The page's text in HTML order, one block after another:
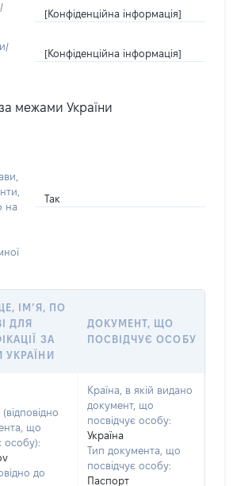
[Конфіденційна інформація]
[Конфіденційна інформація]
за межами України
на
Так
ІМ’Я, ПО
ДЛЯ
ЗА
ДОКУМЕНТ, ЩО
ПОСВІДЧУЄ ОСОБУ
що
особу):
до
Країна, в якій видано
документ, що
посвідчує особу:
Україна
Тип документа, що
посвідчує особу:
Паспорт